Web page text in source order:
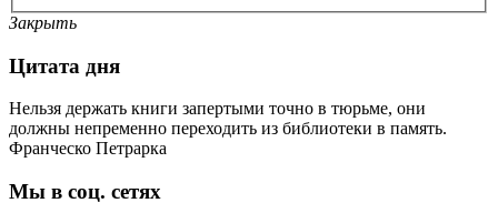
Закрыть
Цитата дня
Нельзя держать книги запертыми точно в тюрьме, они
должны непременно переходить из библиотеки в память.
Франческо Петрарка
Мы в соц. сетях